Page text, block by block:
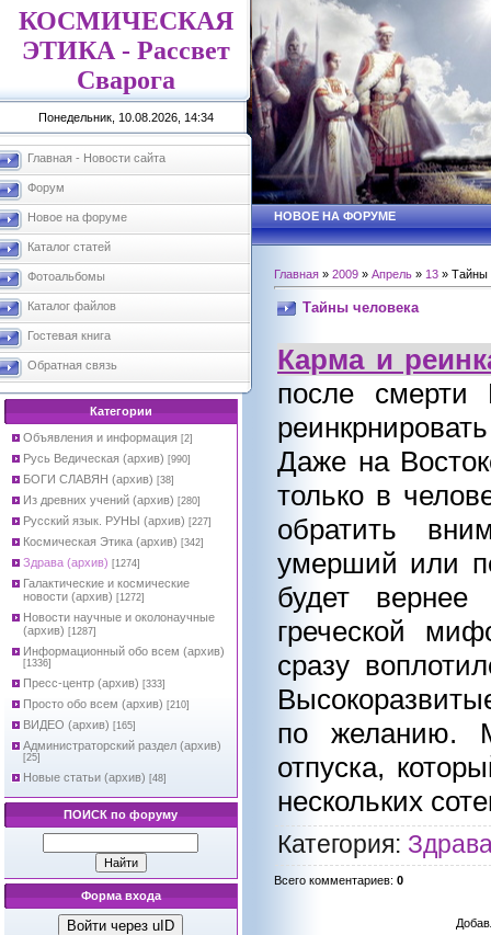
КОСМИЧЕСКАЯ
ЭТИКА - Рассвет
Сварога
Понедельник, 10.08.2026, 14:34
Главная - Новости сайта
Форум
Новое на форуме
Каталог статей
Фотоальбомы
Каталог файлов
Гостевая книга
Обратная связь
Категории
Объявления и информация [2]
Русь Ведическая (архив) [990]
БОГИ СЛАВЯН (архив) [38]
Из древних учений (архив) [280]
Русский язык. РУНЫ (архив) [227]
Космическая Этика (архив) [342]
Здрава (архив) [1274]
Галактические и космические
новости (архив) [1272]
Новости научные и околонаучные
(архив) [1287]
Информационный обо всем (архив)
[1336]
Пресс-центр (архив) [333]
Просто обо всем (архив) [210]
ВИДЕО (архив) [165]
Администраторский раздел (архив)
[25]
Новые статьи (архив) [48]
ПОИСК по форуму
Форма входа
Войти через uID
НОВОЕ НА ФОРУМЕ
Главная » 2009 » Апрель » 13 » Тайны
Тайны человека
Карма и
после смерти
Даже на
только в
обратить
умерший или
будет
греческой
сразу
по желанию.
отпуска,
нескольких
Категория:
Всего комментариев: 0